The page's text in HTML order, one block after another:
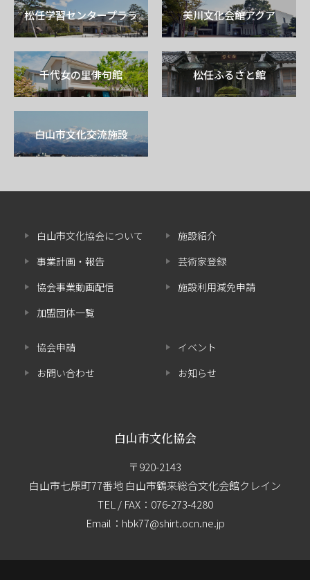
松任学習センタープララ 美川文化会館アクア
千代女の里俳句館 松任ふるさと館
白山市文化交流施設
白山市文化協会について
事業計画・報告
協会事業動画配信
加盟団体一覧
施設紹介
芸術家登録
施設利用減免申請
協会申請
お問い合わせ
イベント
お知らせ
白山市文化協会
〒920-2143
白山市七原町77番地 白山市鶴来総合文化会館クレイン
TEL / FAX： 076-273-4280
Email：hbk77@shirt.ocn.ne.jp